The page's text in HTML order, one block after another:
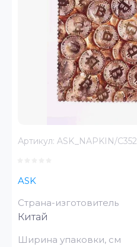
Артикул: ASK_NAPKIN/C352
ASK
Страна-изготовитель
Китай
Ширина упаковки, см